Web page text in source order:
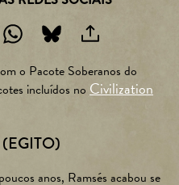
o Pacote Soberanos do
incluídos no Civilization
anos, Ramsés acabou se